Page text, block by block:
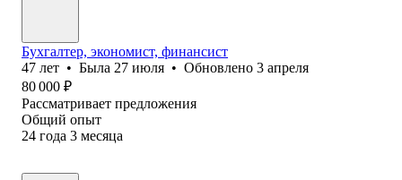
Бухгалтер, экономист, финансист
47 лет • Была 27 июля • Обновлено 3 апреля
80 000 ₽
Рассматривает предложения
Общий опыт
24 года 3 месяца